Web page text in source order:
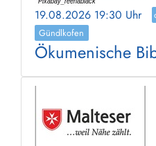
19.08.2026 19:30 Uhr
Gündlkofen
Ökumenische